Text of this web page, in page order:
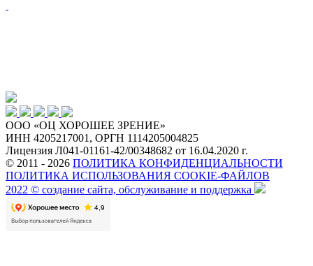
ООО «ОЦ ХОРОШЕЕ ЗРЕНИЕ»
ИНН 4205217001, ОРГН 1114205004825
Лицензия Л041-01161-42/00348682 от 16.04.2020 г.
© 2011 - 2026 ПОЛИТИКА КОНФИДЕНЦИАЛЬНОСТИ
ПОЛИТИКА ИСПОЛЬЗОВАНИЯ COOKIE-ФАЙЛОВ
2022 © создание сайта, обслуживание и поддержка